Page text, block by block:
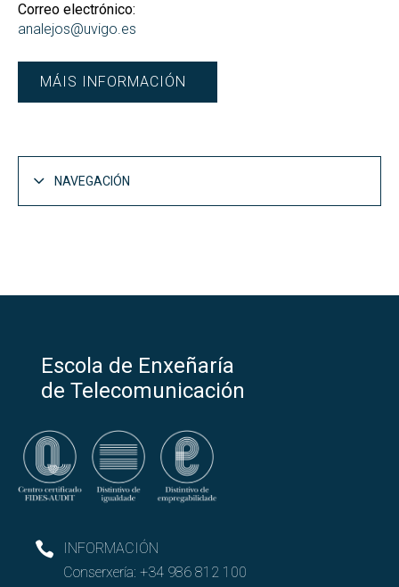
Correo electrónico:
analejos@uvigo.es
MÁIS INFORMACIÓN
NAVEGACIÓN
Escola de Enxeñaría
de Telecomunicación
INFORMACIÓN
Conserxería: +34 986 812 100